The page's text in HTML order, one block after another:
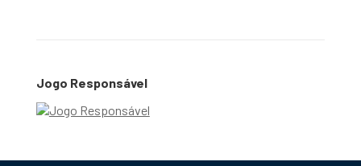
Jogo Responsável